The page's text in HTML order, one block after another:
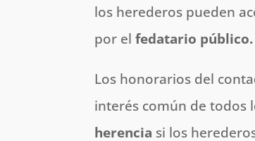
los herederos pueden
por elfedatario público.
Los honorarios del
interés común de todos
herencia si los